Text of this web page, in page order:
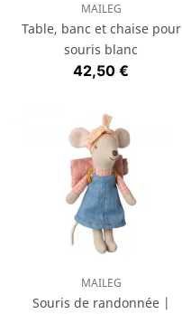
MAILEG
Table, banc et chaise pour
souris blanc
Prix
42,50 €
MAILEG
Souris de randonnée |